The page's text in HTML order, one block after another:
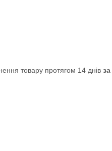
товару протягом 14 днів